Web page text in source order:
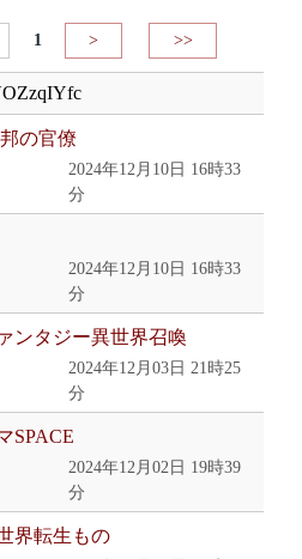
1 > >>
の官僚
2024年12月10日 16時33
分
2024年12月10日 16時33
分
ンタジー異世界召喚
2024年12月03日 21時25
分
SPACE
2024年12月02日 19時39
分
界転生もの